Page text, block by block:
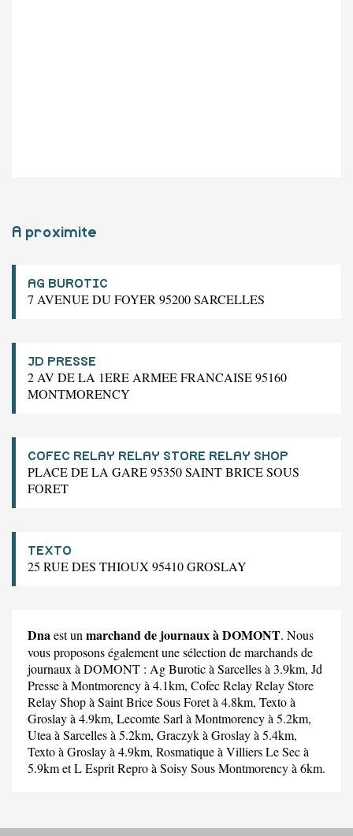
A proximite
AG BUROTIC
7 AVENUE DU FOYER 95200 SARCELLES
JD PRESSE
2 AV DE LA 1ERE ARMEE FRANCAISE 95160
MONTMORENCY
COFEC RELAY RELAY STORE RELAY SHOP
PLACE DE LA GARE 95350 SAINT BRICE SOUS
FORET
TEXTO
25 RUE DES THIOUX 95410 GROSLAY
Dnaest un marchand de journaux à DOMONT. Nous
vous proposons également une sélection de marchands de
journaux à DOMONT : Ag Buroticà Sarcelles à 3.9km, Jd
Presseà Montmorency à 4.1km, Cofec Relay Relay Store
Relay Shopà Saint Brice Sous Foret à 4.8km, Textoà
Groslay à 4.9km, Lecomte Sarl à Montmorency à 5.2km,
Utea à Sarcelles à 5.2km, Graczykà Groslay à 5.4km,
Textoà Groslay à 4.9km, Rosmatiqueà Villiers Le Sec à
5.9km etL Esprit Reproà Soisy Sous Montmorency à 6km.